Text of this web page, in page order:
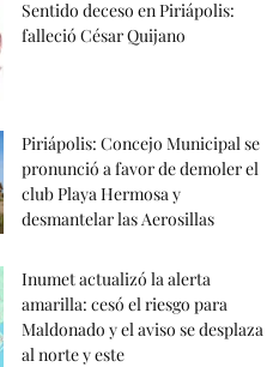
Sentido deceso en Piriápolis:
falleció César Quijano
Piriápolis: Concejo Municipal se
pronunció a favor de demoler el
club Playa Hermosa y
desmantelar las Aerosillas
Inumet actualizó la alerta
amarilla: cesó el riesgo para
Maldonado y el aviso se desplaza
al norte y este